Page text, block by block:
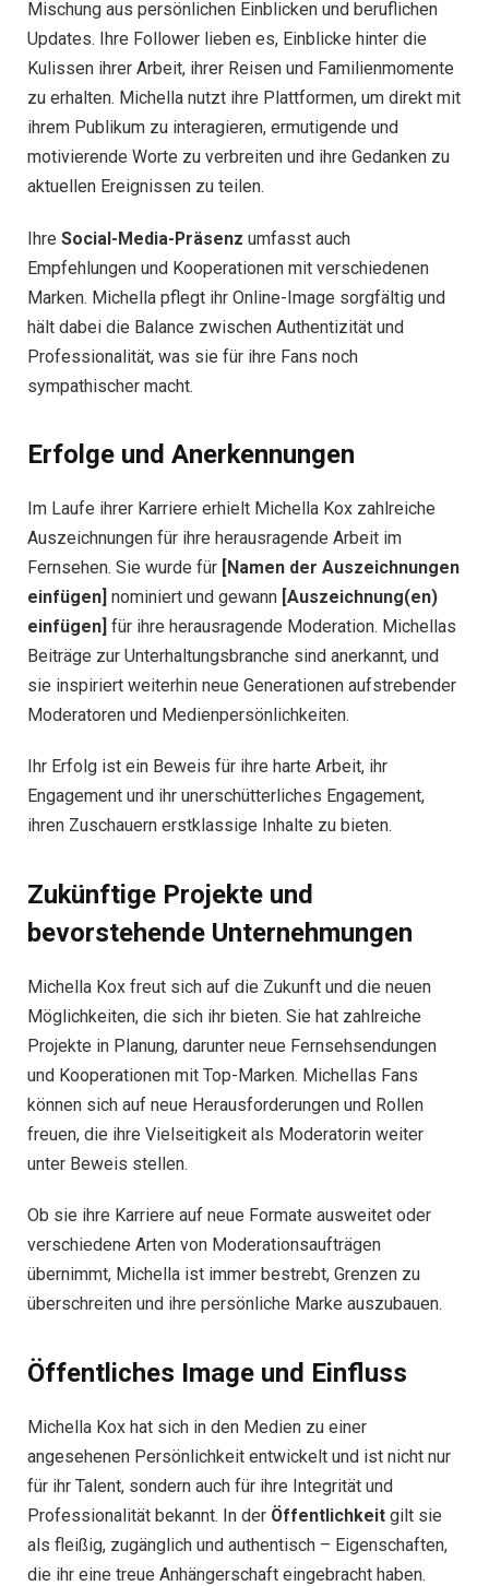
Mischung aus persönlichen Einblicken und beruflichen
Updates. Ihre Follower lieben es, Einblicke hinter die
Kulissen ihrer Arbeit, ihrer Reisen und Familienmomente
zu erhalten. Michella nutzt ihre Plattformen, um direkt mit
ihrem Publikum zu interagieren, ermutigende und
motivierende Worte zu verbreiten und ihre Gedanken zu
aktuellen Ereignissen zu teilen.
Ihre Social-Media-Präsenz umfasst auch
Empfehlungen und Kooperationen mit verschiedenen
Marken. Michella pflegt ihr Online-Image sorgfältig und
hält dabei die Balance zwischen Authentizität und
Professionalität, was sie für ihre Fans noch
sympathischer macht.
Erfolge und Anerkennungen
Im Laufe ihrer Karriere erhielt Michella Kox zahlreiche
Auszeichnungen für ihre herausragende Arbeit im
Fernsehen. Sie wurde für [Namen der Auszeichnungen
einfügen] nominiert und gewann [Auszeichnung(en)
einfügen] für ihre herausragende Moderation. Michellas
Beiträge zur Unterhaltungsbranche sind anerkannt, und
sie inspiriert weiterhin neue Generationen aufstrebender
Moderatoren und Medienpersönlichkeiten.
Ihr Erfolg ist ein Beweis für ihre harte Arbeit, ihr
Engagement und ihr unerschütterliches Engagement,
ihren Zuschauern erstklassige Inhalte zu bieten.
Zukünftige Projekte und
bevorstehende Unternehmungen
Michella Kox freut sich auf die Zukunft und die neuen
Möglichkeiten, die sich ihr bieten. Sie hat zahlreiche
Projekte in Planung, darunter neue Fernsehsendungen
und Kooperationen mit Top-Marken. Michellas Fans
können sich auf neue Herausforderungen und Rollen
freuen, die ihre Vielseitigkeit als Moderatorin weiter
unter Beweis stellen.
Ob sie ihre Karriere auf neue Formate ausweitet oder
verschiedene Arten von Moderationsaufträgen
übernimmt, Michella ist immer bestrebt, Grenzen zu
überschreiten und ihre persönliche Marke auszubauen.
Öffentliches Image und Einfluss
Michella Kox hat sich in den Medien zu einer
angesehenen Persönlichkeit entwickelt und ist nicht nur
für ihr Talent, sondern auch für ihre Integrität und
Professionalität bekannt. In der Öffentlichkeit gilt sie
als fleißig, zugänglich und authentisch – Eigenschaften,
die ihr eine treue Anhängerschaft eingebracht haben.